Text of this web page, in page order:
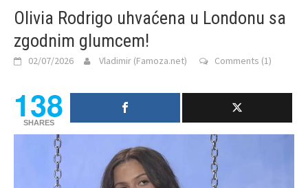
Olivia Rodrigo uhvaćena u Londonu sa
zgodnim glumcem!
02/07/2026 Vladimir (Famoza.net) Comments (1)
138
SHARES